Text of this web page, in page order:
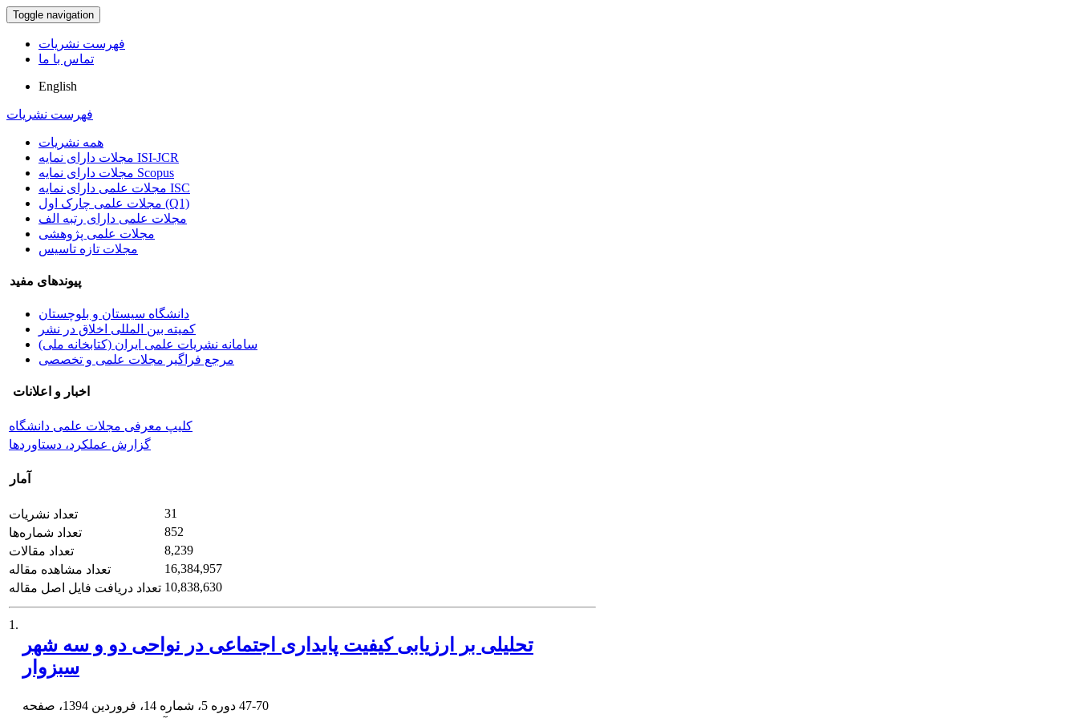
Toggle navigation
فهرست نشریات
تماس با ما
English
فهرست نشریات
همه نشریات
مجلات دارای نمایه ISI-JCR
مجلات دارای نمایه Scopus
مجلات علمی دارای نمایه ISC
مجلات علمی چارک اول (Q1)
مجلات علمی دارای رتبه الف
مجلات علمی پژوهشی
مجلات تازه تاسیس
پیوندهای مفید
دانشگاه سیستان و بلوچستان
کمیته بین المللی اخلاق در نشر
سامانه نشریات علمی ایران (کتابخانه ملی)
مرجع فراگیر مجلات علمی و تخصصی
اخبار و اعلانات
کلیپ معرفی مجلات علمی دانشگاه
گزارش عملکرد، دستاوردها
آمار
تعداد نشریات
31
تعداد شماره‌ها
852
تعداد مقالات
8,239
تعداد مشاهده مقاله
16,384,957
تعداد دریافت فایل اصل مقاله 10,838,630
1.
تحلیلی بر ارزیابی کیفیت پایداری اجتماعی در نواحی دو و سه شهر
سبزوار
47-70